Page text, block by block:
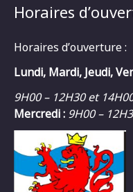
Horaires
Horaires d’ouverture :
Lundi, Mardi, Jeudi,
9H00 – 12H30 et
Mercredi : 9H00 –